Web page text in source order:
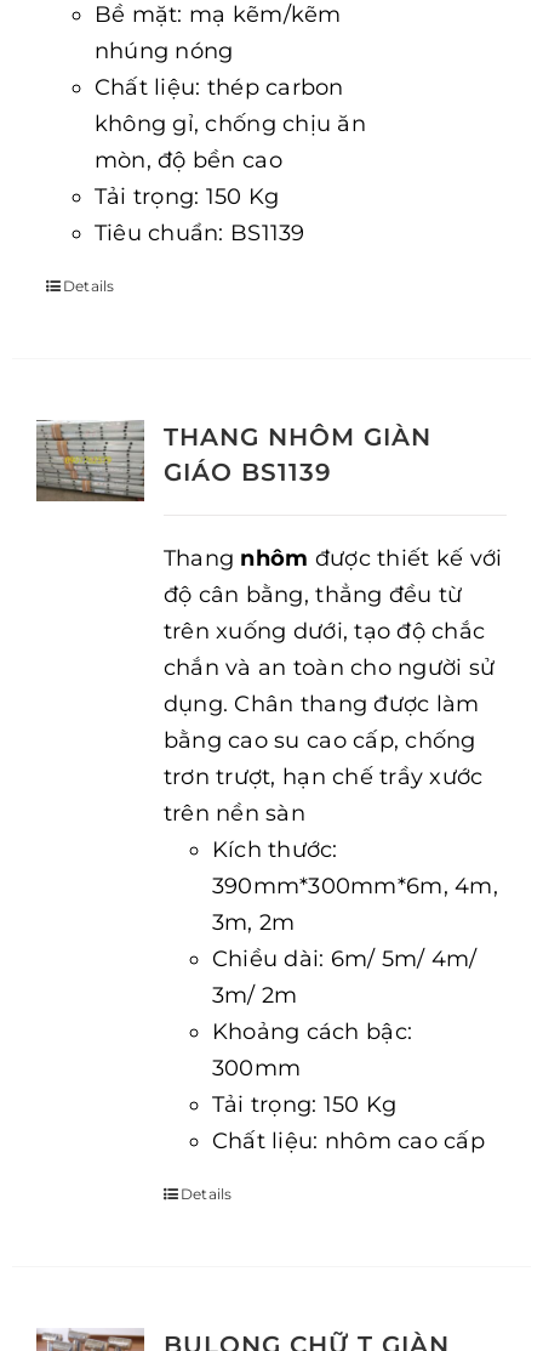
Bề mặt: mạ kẽm/kẽm
nhúng nóng
Chất liệu: thép carbon
không gỉ, chống chịu ăn
mòn, độ bền cao
Tải trọng: 150 Kg
Tiêu chuẩn: BS1139
Details
THANG NHÔM GIÀN
GIÁO BS1139
Thang nhôm được thiết kế với
độ cân bằng, thẳng đều từ
trên xuống dưới, tạo độ chắc
chắn và an toàn cho người sử
dụng. Chân thang được làm
bằng cao su cao cấp, chống
trơn trượt, hạn chế trầy xước
trên nền sàn
Kích thước:
390mm*300mm*6m, 4m,
3m, 2m
Chiều dài: 6m/ 5m/ 4m/
3m/ 2m
Khoảng cách bậc:
300mm
Tải trọng: 150 Kg
Chất liệu: nhôm cao cấp
Details
BULONG CHỮ T GIÀN